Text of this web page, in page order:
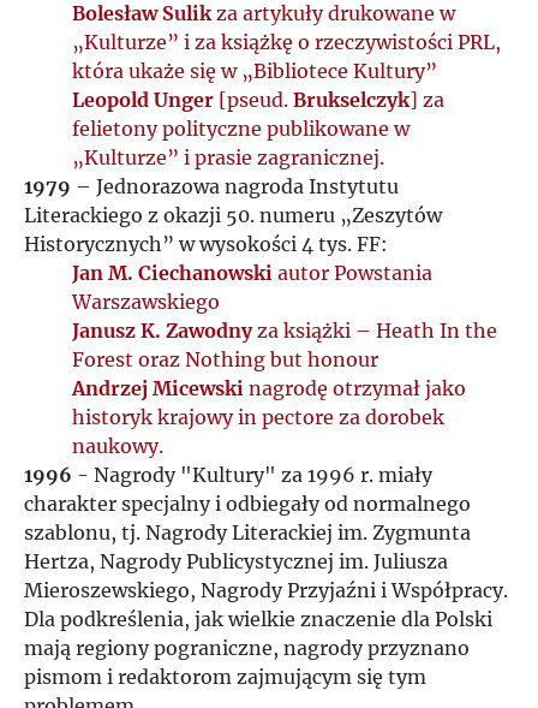
Bolesław Sulikza artykuły drukowane w
„Kulturze” i za książkę o rzeczywistości PRL,
która ukaże się w „Bibliotece Kultury”
Leopold Unger [pseud. Brukselczyk] za
felietony polityczne publikowane w
„Kulturze” i prasie zagranicznej.
1979 – Jednorazowa nagroda Instytutu
Literackiego z okazji 50. numeru „Zeszytów
Historycznych” w wysokości 4 tys. FF:
Jan M. Ciechanowski autor Powstania
Warszawskiego
Janusz K. Zawodnyza książki – Heath In the
Forest oraz Nothing but honour
Andrzej Micewski nagrodę otrzymał jako
historyk krajowy in pectore za dorobek
naukowy.
1996 - Nagrody "Kultury" za 1996 r. miały
charakter specjalny i odbiegały od normalnego
szablonu, tj. Nagrody Literackiej im. Zygmunta
Hertza, Nagrody Publicystycznej im. Juliusza
Mieroszewskiego, Nagrody Przyjaźni i Współpracy.
Dla podkreślenia, jak wielkie znaczenie dla Polski
mają regiony pograniczne, nagrody przyznano
pismom i redaktorom zajmującym się tym